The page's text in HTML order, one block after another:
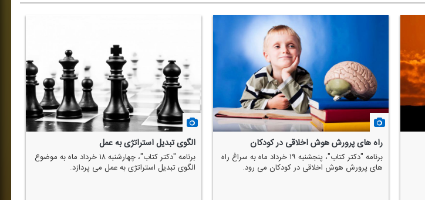
راه های پرورش هوش اخلاقی در كودكان
برنامه "دكتر كتاب"، پنجشنبه ۱۹ خرداد ماه به سراغ راه
های پرورش هوش اخلاقی در كودكان می رود.
الگوی تبدیل استراتژی به عمل
برنامه "دكتر كتاب"، چهارشنبه ۱۸ خرداد ماه به موضوع
الگوی تبدیل استراتژی به عمل می پردازد.